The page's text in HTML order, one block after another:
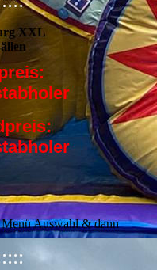
XXL
Auswahl & dann